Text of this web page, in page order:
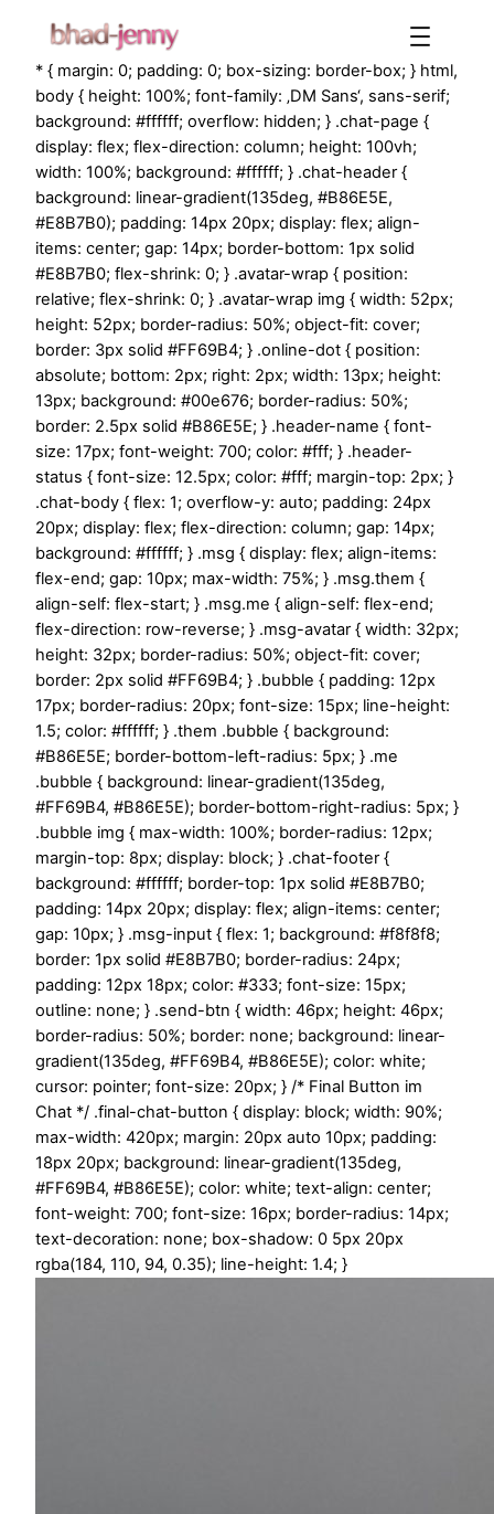
springen
* { margin: 0; padding: 0; box-sizing: border-box; } html,
body { height: 100%; font-family: ‚DM Sans‘, sans-serif;
background: #ffffff; overflow: hidden; } .chat-page {
display: flex; flex-direction: column; height: 100vh;
width: 100%; background: #ffffff; } .chat-header {
background: linear-gradient(135deg, #B86E5E,
#E8B7B0); padding: 14px 20px; display: flex; align-
items: center; gap: 14px; border-bottom: 1px solid
#E8B7B0; flex-shrink: 0; } .avatar-wrap { position:
relative; flex-shrink: 0; } .avatar-wrap img { width: 52px;
height: 52px; border-radius: 50%; object-fit: cover;
border: 3px solid #FF69B4; } .online-dot { position:
absolute; bottom: 2px; right: 2px; width: 13px; height:
13px; background: #00e676; border-radius: 50%;
border: 2.5px solid #B86E5E; } .header-name { font-
size: 17px; font-weight: 700; color: #fff; } .header-
status { font-size: 12.5px; color: #fff; margin-top: 2px; }
.chat-body { flex: 1; overflow-y: auto; padding: 24px
20px; display: flex; flex-direction: column; gap: 14px;
background: #ffffff; } .msg { display: flex; align-items:
flex-end; gap: 10px; max-width: 75%; } .msg.them {
align-self: flex-start; } .msg.me { align-self: flex-end;
flex-direction: row-reverse; } .msg-avatar { width: 32px;
height: 32px; border-radius: 50%; object-fit: cover;
border: 2px solid #FF69B4; } .bubble { padding: 12px
17px; border-radius: 20px; font-size: 15px; line-height:
1.5; color: #ffffff; } .them .bubble { background:
#B86E5E; border-bottom-left-radius: 5px; } .me
.bubble { background: linear-gradient(135deg,
#FF69B4, #B86E5E); border-bottom-right-radius: 5px; }
.bubble img { max-width: 100%; border-radius: 12px;
margin-top: 8px; display: block; } .chat-footer {
background: #ffffff; border-top: 1px solid #E8B7B0;
padding: 14px 20px; display: flex; align-items: center;
gap: 10px; } .msg-input { flex: 1; background: #f8f8f8;
border: 1px solid #E8B7B0; border-radius: 24px;
padding: 12px 18px; color: #333; font-size: 15px;
outline: none; } .send-btn { width: 46px; height: 46px;
border-radius: 50%; border: none; background: linear-
gradient(135deg, #FF69B4, #B86E5E); color: white;
cursor: pointer; font-size: 20px; } /* Final Button im
Chat */ .final-chat-button { display: block; width: 90%;
max-width: 420px; margin: 20px auto 10px; padding:
18px 20px; background: linear-gradient(135deg,
#FF69B4, #B86E5E); color: white; text-align: center;
font-weight: 700; font-size: 16px; border-radius: 14px;
text-decoration: none; box-shadow: 0 5px 20px
rgba(184, 110, 94, 0.35); line-height: 1.4; }